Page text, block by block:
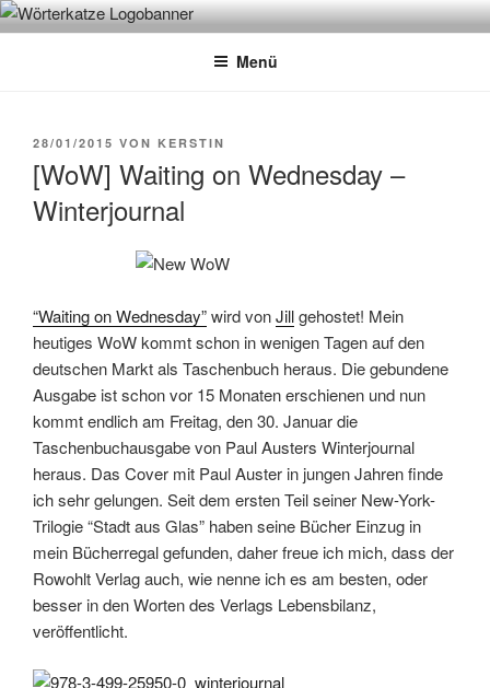
Zum
InhaltWÖRTERKATZE
Von Büchern erzählen
Menü
VERÖFFENTLICHT
28/01/2015 VON KERSTIN
[WoW] Waiting on Wednesday –
Winterjournal
“Waiting on Wednesday”wird vonJillgehostet! Mein
heutiges WoW kommt schon in wenigen Tagen auf den
deutschen Markt als Taschenbuch heraus. Die gebundene
Ausgabe ist schon vor 15 Monaten erschienen und nun
kommt endlich am Freitag, den 30. Januar die
Taschenbuchausgabe von Paul Austers Winterjournal
heraus. Das Cover mit Paul Auster in jungen Jahren finde
ich sehr gelungen. Seit dem ersten Teil seiner New-York-
Trilogie “Stadt aus Glas” haben seine Bücher Einzug in
mein Bücherregal gefunden, daher freue ich mich, dass der
Rowohlt Verlag auch, wie nenne ich es am besten, oder
besser in den Worten des Verlags Lebensbilanz,
veröffentlicht.